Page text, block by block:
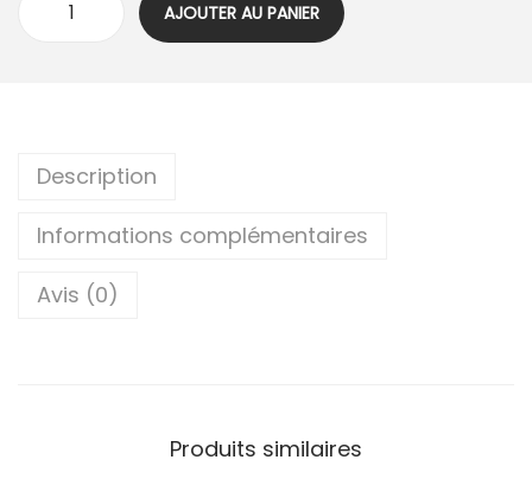
AJOUTER AU PANIER
Description
Informations complémentaires
Avis (0)
Produits similaires